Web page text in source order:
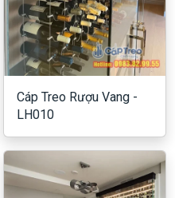
Cáp Treo Rượu Vang -
LH010